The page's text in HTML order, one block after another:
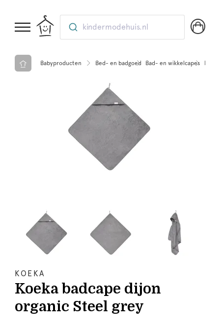
kindermodehuis.nl
Babyproducten Bed- en badgoed Bad- en wikkelcapes
KOEKA
Koeka badcape dijon
organic Steel grey